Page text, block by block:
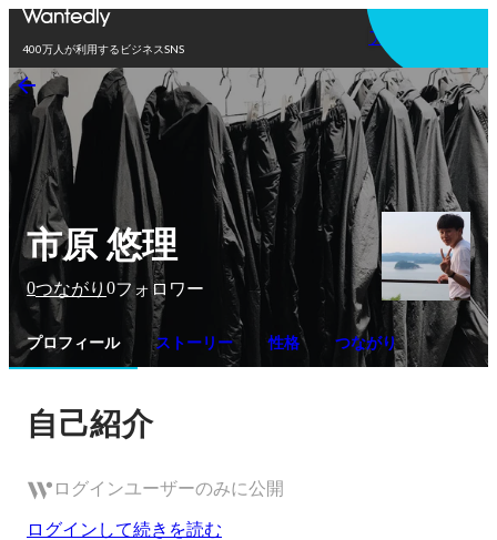
400万人が利用するビジネスSNS
アプリを使う
市原 悠理
0つながり 0フォロワー
プロフィール ストーリー 性格 つながり
自己紹介
ログインユーザーのみに公開
ログインして続きを読む